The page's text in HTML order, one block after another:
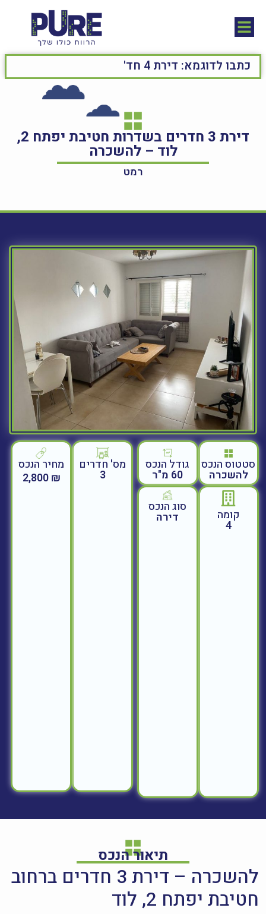
דירת 3 חדרים בשדרות חטיבת יפתח 2,
לוד – להשכרה
רמט
סטטוס הנכס
להשכרה
גודל הנכס
60 מ"ר
קומה
4
סוג הנכס
דירה
מס' חדרים
3
מחיר הנכס
₪ 2,800
תיאור הנכס
להשכרה – דירת 3 חדרים ברחוב
חטיבת יפתח 2, לוד